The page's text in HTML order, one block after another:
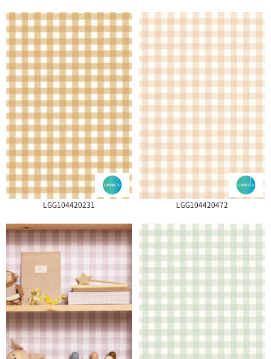
LGG104420231 LGG104420472